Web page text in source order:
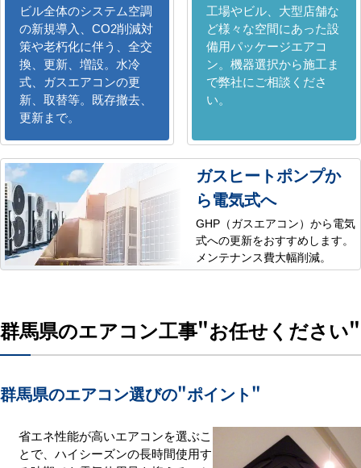
ビル全体のシステム空調
の新規導入、CO2削減対
策や老朽化に伴う、全交
換、更新、増設。水冷
式、ガスエアコンの更
新、取替等。既存撤去、
更新まで。
工場やビル、大型店舗な
ど様々な空間にあった設
備用パッケージエアコ
ン。機器選択から施工ま
で弊社にご相談くださ
い。
ガスヒートポンプか
ら電気式へ
GHP（ガスエアコン）から電気
式への更新をおすすめします。
メンテナンス費大幅削減。
群馬県のエアコン工事"お任せください"
群馬県のエアコン選びの"ポイント"
省エネ性能が高いエアコンを選ぶこ
とで、ハイシーズンの長時間使用す